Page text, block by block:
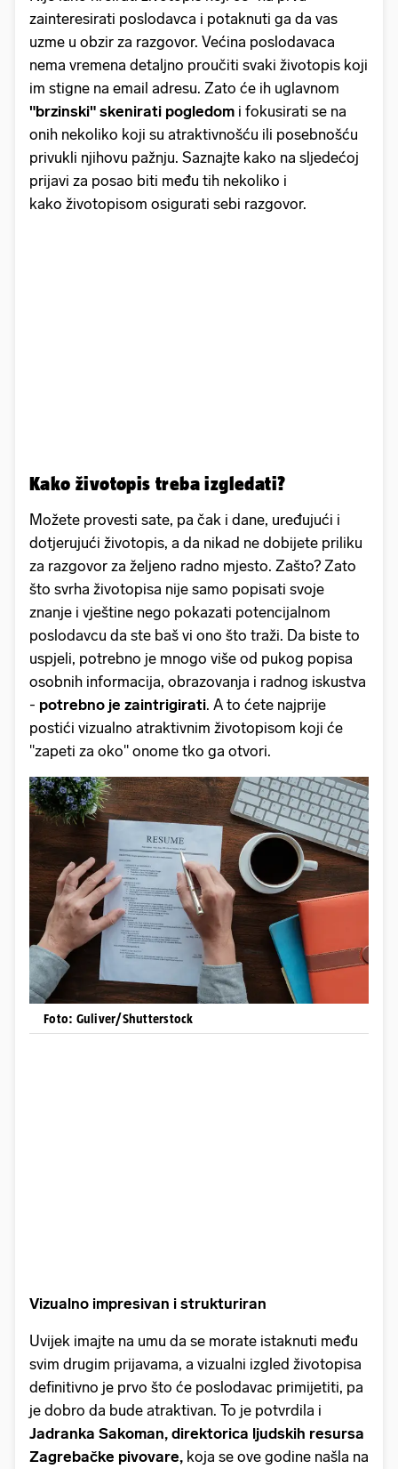
zainteresirati poslodavca i potaknuti ga da vas
uzme u obzir za razgovor. Većina poslodavaca
nema vremena detaljno proučiti svaki životopis koji
im stigne na email adresu. Zato će ih uglavnom
"brzinski" skenirati pogledom i fokusirati se na
onih nekoliko koji su atraktivnošću ili posebnošću
privukli njihovu pažnju. Saznajte kako na sljedećoj
prijavi za posao biti među tih nekoliko i
kako životopisom osigurati sebi razgovor.
Kako životopis treba izgledati?
Možete provesti sate, pa čak i dane, uređujući i
dotjerujući životopis, a da nikad ne dobijete priliku
za razgovor za željeno radno mjesto. Zašto? Zato
što svrha životopisa nije samo popisati svoje
znanje i vještine nego pokazati potencijalnom
poslodavcu da ste baš vi ono što traži. Da biste to
uspjeli, potrebno je mnogo više od pukog popisa
osobnih informacija, obrazovanja i radnog iskustva
- potrebno je zaintrigirati. A to ćete najprije
postići vizualno atraktivnim životopisom koji će
"zapeti za oko" onome tko ga otvori.
Foto: Guliver/Shutterstock
Vizualno impresivan i strukturiran
Uvijek imajte na umu da se morate istaknuti među
svim drugim prijavama, a vizualni izgled životopisa
definitivno je prvo što će poslodavac primijetiti, pa
je dobro da bude atraktivan. To je potvrdila i
Jadranka Sakoman, direktorica ljudskih resursa
Zagrebačke pivovare, koja se ove godine našla na